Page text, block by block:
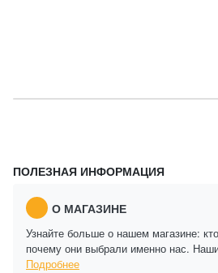
ПОЛЕЗНАЯ ИНФОРМАЦИЯ
О МАГАЗИНЕ
Узнайте больше о нашем магазине:
почему они выбрали именно нас.
Подробнее